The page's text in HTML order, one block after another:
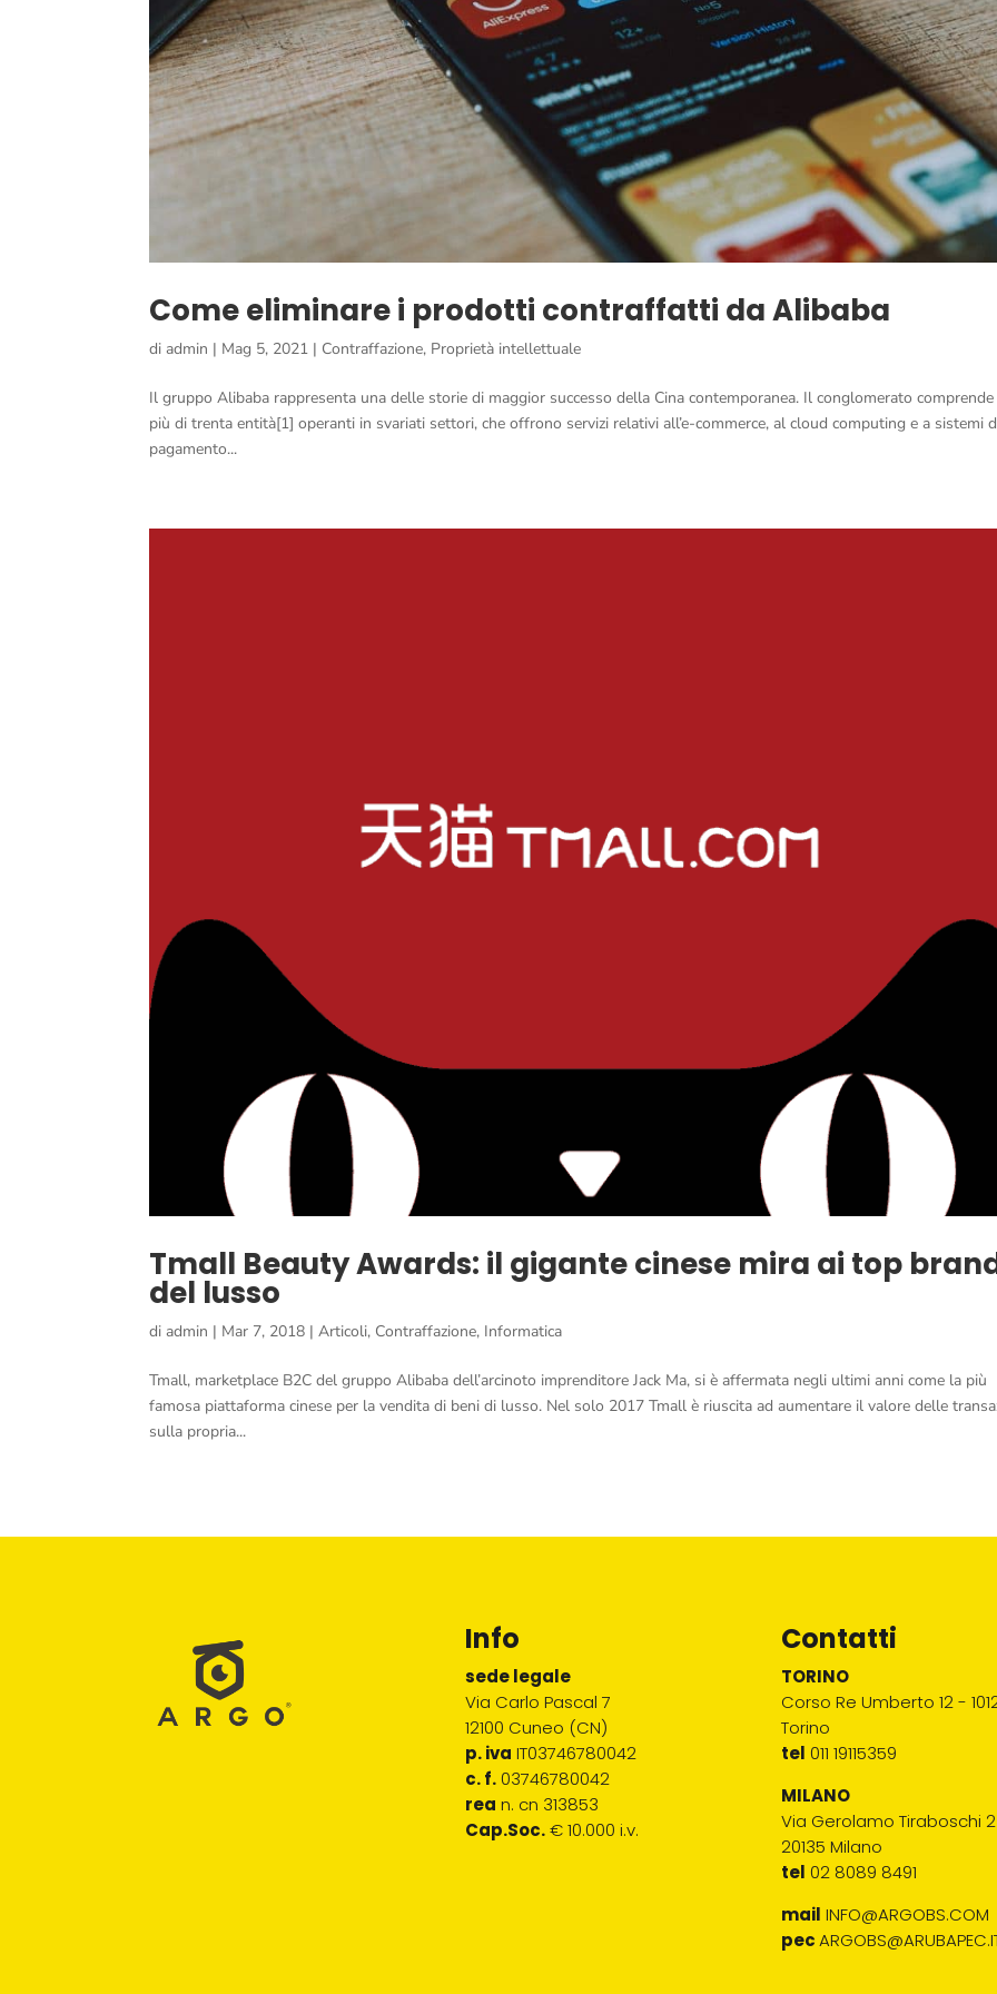
Come eliminare i prodotti contraffatti da Alibaba
diadmin | Mag 5, 2021 | Contraffazione, Proprietà intellettuale
Il gruppo Alibaba rappresenta una delle storie di maggior successo della Cina contemporanea. Il conglomerato
più di trenta entità[1] operanti in svariati settori, che offrono servizi relativi all’e-commerce, al cloud computing e a sistemi
pagamento...
Tmall Beauty Awards: il gigante cinese mira ai top
del lusso
diadmin | Mar 7, 2018 |Articoli, Contraffazione, Informatica
Tmall, marketplace B2C del gruppo Alibaba dell’arcinoto imprenditore Jack Ma, si è affermata negli ultimi anni come la più
famosa piattaforma cinese per la vendita di beni di lusso. Nel solo 2017 Tmall è riuscita ad aumentare il valore delle
sulla propria...
Info
sede legale
Via Carlo Pascal 7
12100 Cuneo (CN)
p. iva IT03746780042
c. f.03746780042
rea n. cn 313853
Cap.Soc.€ 10.000 i.v.
Contatti
TORINO
Corso Re Umberto 12 -
Torino
tel 011 19115359
MILANO
Via Gerolamo Tiraboschi
20135 Milano
tel 02 8089 8491
mail INFO@ARGOBS.COM
pec